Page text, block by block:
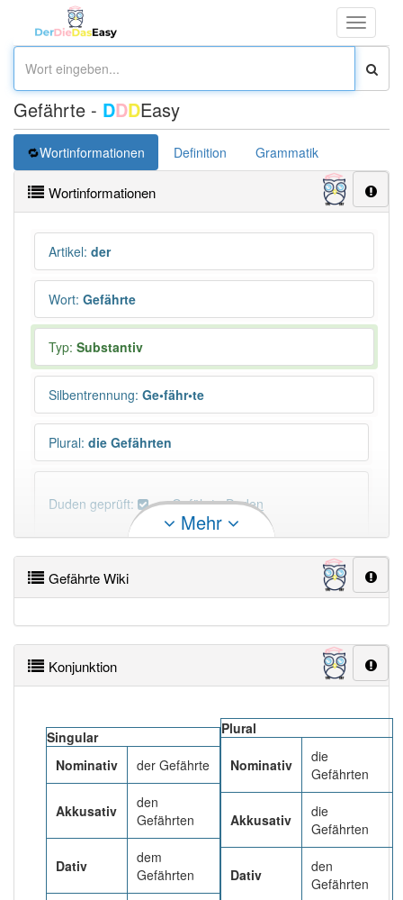
Toggle
Gefährte - DDDEasy
Wortinformationen Definition Grammatik
Wortinformationen
Artikel: der
Wort: Gefährte
Typ: Substantiv
Silbentrennung: Ge•fähr•te
Plural: die Gefährten
Duden geprüft: Gefährte Duden
N-Deklination:N-Deklination: -n Gefährte (N) und
PowerIndex:
Wörter mit Endung -gefährte : 11
Wörter mit Endung
anderen Artikelder: 0
Das Wort wird häufig verwendet im Bereich
gehoben
Mehr
Gefährte Wiki
Konjunktion
Singular
Nominativ
der Gefährte
Akkusativ
den
Gefährten
Dativ
dem
Gefährten
Plural
Nominativ
die
Gefährten
Akkusativ
die
Gefährten
Dativ
den
Gefährten